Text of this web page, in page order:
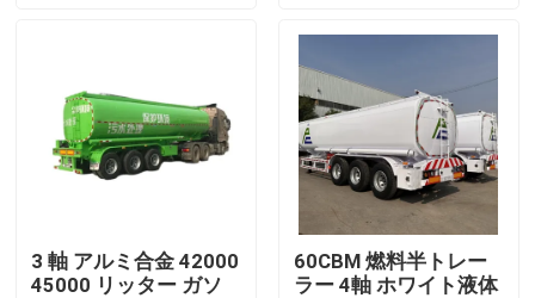
引用を要求しなさい
使用されたダンプカー トラック
3 軸 アルミ合金 42000
45000 リッター ガソ
60CBM 燃料半トレー
ラー 4軸 ホワイト液体